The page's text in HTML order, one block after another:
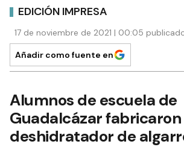
EDICIÓN IMPRESA
17 de noviembre de 2021 | 00:05
Añadir como fuente en
Alumnos de escuela de
Guadalcázar
deshidratador de